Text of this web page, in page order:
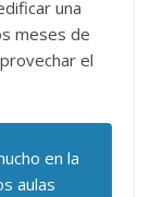
una
meses de
el
en la
aulas